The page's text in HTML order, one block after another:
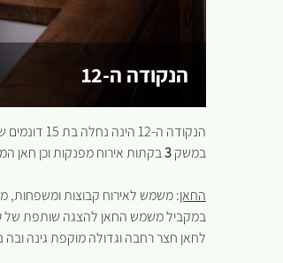
הנקודה ה-12
הנקודה ה-12 הינה נחלה בת 15 דונמים של חקלאות, אקולוגיה ואומנות.
במשק 3בקתות אירוח מפנקות וכן חאן
החאן: משמש לאירוח קבוצות ומשפחות,
במקביל משמש החאן להצגה שותפת של
לחאן חצר רחבה וגדולה מוקפת גינה ובה